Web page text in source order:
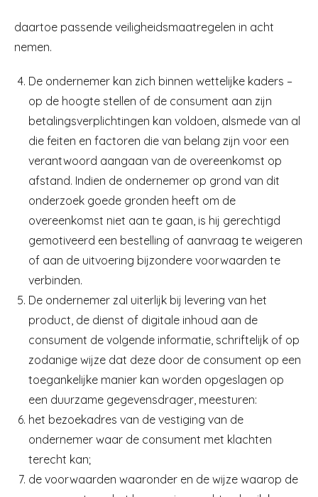
daartoe passende veiligheidsmaatregelen in acht
nemen.
De ondernemer kan zich binnen wettelijke kaders –
op de hoogte stellen of de consument aan zijn
betalingsverplichtingen kan voldoen, alsmede van al
die feiten en factoren die van belang zijn voor een
verantwoord aangaan van de overeenkomst op
afstand. Indien de ondernemer op grond van dit
onderzoek goede gronden heeft om de
overeenkomst niet aan te gaan, is hij gerechtigd
gemotiveerd een bestelling of aanvraag te weigeren
of aan de uitvoering bijzondere voorwaarden te
verbinden.
De ondernemer zal uiterlijk bij levering van het
product, de dienst of digitale inhoud aan de
consument de volgende informatie, schriftelijk of op
zodanige wijze dat deze door de consument op een
toegankelijke manier kan worden opgeslagen op
een duurzame gegevensdrager, meesturen:
het bezoekadres van de vestiging van de
ondernemer waar de consument met klachten
terecht kan;
de voorwaarden waaronder en de wijze waarop de